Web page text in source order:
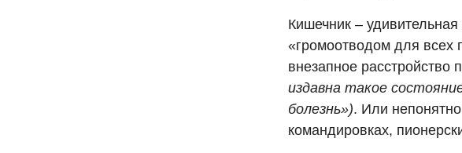
Кишечник –
«громоотводом для всех
внезапное расстройство
издавна такое
болезнь»). Или
командировках,